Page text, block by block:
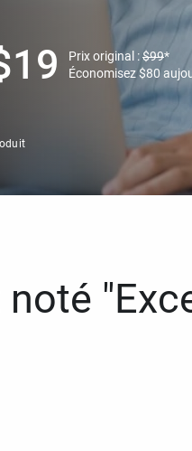
19 Prix original :$99*
Économisez$80